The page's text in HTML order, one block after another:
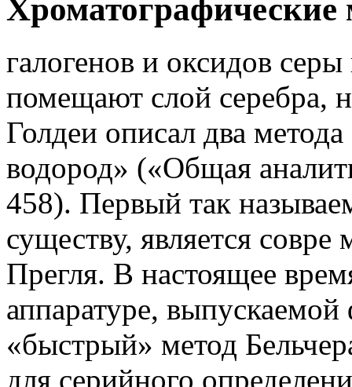
Хроматографические
галогенов и оксидов
помещают слой серебра,
Голдеи описал два
водород» («Общая
458). Первый так
существу, является
Прегля. В настоящее
аппаратуре,
«быстрый» метод
для серийного